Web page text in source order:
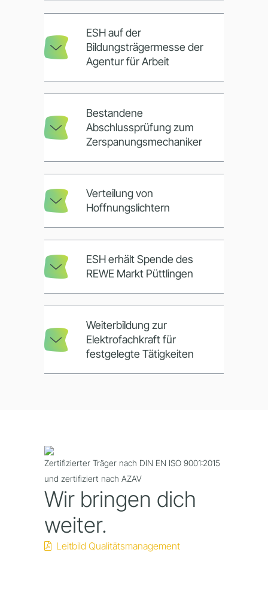
ESH auf der
Bildungsträgermesse der
Agentur für Arbeit
Bestandene
Abschlussprüfung zum
Zerspanungsmechaniker
Verteilung von
Hoffnungslichtern
ESH erhält Spende des
REWE Markt Püttlingen
Weiterbildung zur
Elektrofachkraft für
festgelegte Tätigkeiten
Zertifizierter Träger nach DIN EN ISO 9001:2015
und zertifiziert nach AZAV
Wir bringen dich
weiter.
Leitbild Qualitätsmanagement